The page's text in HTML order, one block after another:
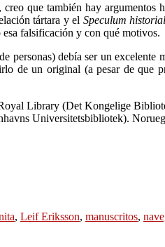
que también hay
tártara y el Speculum
esa falsificación y con qué motivos.
personas) debía ser un
de un original (a pesar de que
Library (Det Kongelige
Universitetsbibliotek).
, Leif Eriksson, manuscritos,